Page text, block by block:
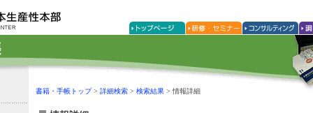
書籍・手帳トップ> 詳細検索 > 検索結果 > 情報詳細